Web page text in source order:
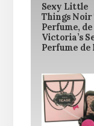
Sexy Little
Things Noir
Perfume, de
Victoria’s
Perfume de